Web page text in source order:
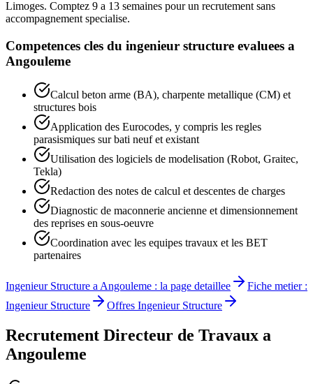
Limoges. Comptez 9 a 13 semaines pour un recrutement sans
accompagnement specialise.
Competences cles du ingenieur structure evaluees a
Angouleme
Calcul beton arme (BA), charpente metallique (CM) et
structures bois
Application des Eurocodes, y compris les regles
parasismiques sur bati neuf et existant
Utilisation des logiciels de modelisation (Robot, Graitec,
Tekla)
Redaction des notes de calcul et descentes de charges
Diagnostic de maconnerie ancienne et dimensionnement
des reprises en sous-oeuvre
Coordination avec les equipes travaux et les BET
partenaires
Ingenieur Structure a Angouleme : la page detaillee
Fiche metier :
Ingenieur Structure
Offres Ingenieur Structure
Recrutement Directeur de Travaux a
Angouleme